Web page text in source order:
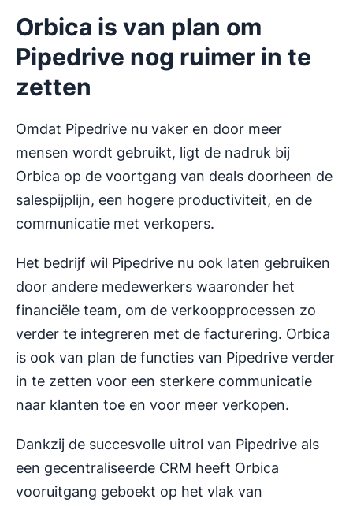
Orbica is van plan om
Pipedrive nog ruimer in te
zetten
Omdat Pipedrive nu vaker en door meer
mensen wordt gebruikt, ligt de nadruk bij
Orbica op de voortgang van deals doorheen de
salespijplijn, een hogere productiviteit, en de
communicatie met verkopers.
Het bedrijf wil Pipedrive nu ook laten gebruiken
door andere medewerkers waaronder het
financiële team, om de verkoopprocessen zo
verder te integreren met de facturering. Orbica
is ook van plan de functies van Pipedrive verder
in te zetten voor een sterkere communicatie
naar klanten toe en voor meer verkopen.
Dankzij de succesvolle uitrol van Pipedrive als
een gecentraliseerde CRM heeft Orbica
vooruitgang geboekt op het vlak van